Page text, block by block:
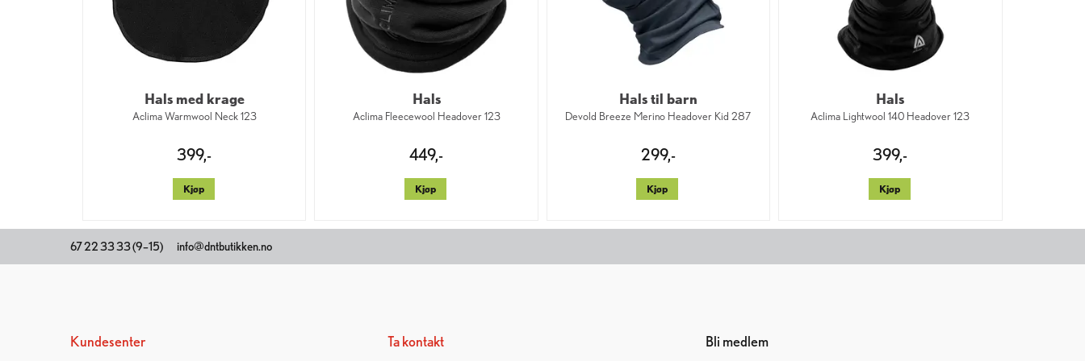
Hals med krage
Aclima Warmwool Neck 123
399,-
Kjøp
Hals
Aclima Fleecewool Headover 123
449,-
Kjøp
Hals til barn
Devold Breeze Merino Headover Kid 287
299,-
Kjøp
Hals
Aclima Lightwool 140 Headover 123
399,-
Kjøp
67 22 33 33 (9–15) info@dntbutikken.no
Kundesenter Ta kontakt Bli medlem